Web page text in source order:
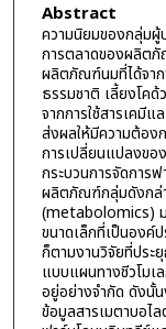
Abstract
ความนิยมของกลุ่มผู้
การตลาดของผลิต
ผลิตภัณฑ์นมที่ได้จาก
ธรรมชาติ เลี้ยงโค
จากการใช้สารเคมี
ส่งผลให้มีความต้อ
การเปลี่ยนแปลงขอ
กระบวนการจัดการ
ผลิตภัณฑ์กลุ่มดังกล่า
(metabolomics) ม
ขนาดเล็กที่เป็นองค์
ก็ตามงานวิจัยที่ประ
แบบแผนทางชีวโมเ
อยู่อย่างจำกัด ดังนั้
ข้อมูลสารเมตาบอไ